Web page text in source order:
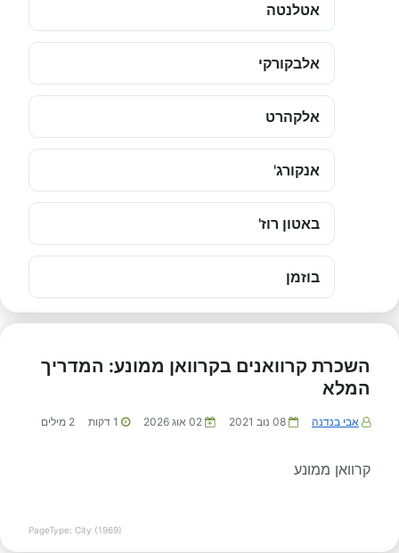
אטלנטה
אלבקורקי
אלקהרט
אנקורג'
באטון רוז'
בוזמן
השכרת קרוואנים בקרוואן ממונע: המדריך
המלא
אבי בנדנה 08 נוב 2021 02 אוג 2026 1 דקות 2 מילים
קרוואן ממונע
PageType: City (1969)